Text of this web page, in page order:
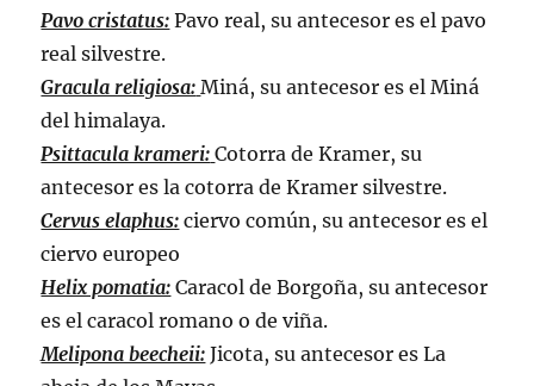
Pavo cristatus: Pavo real, su antecesor es el pavo
real silvestre.
Gracula religiosa: Miná, su antecesor es el Miná
del himalaya.
Psittacula krameri: Cotorra de Kramer, su
antecesor es la cotorra de Kramer silvestre.
Cervus elaphus: ciervo común, su antecesor es el
ciervo europeo
Helix pomatia: Caracol de Borgoña, su antecesor
es el caracol romano o de viña.
Melipona beecheii: Jicota, su antecesor es La